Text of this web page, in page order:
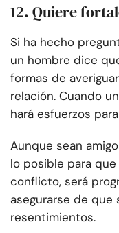
12. Quiere
Si ha hecho
un hombre dice
formas de
relación. Cuando
hará esfuerzos para
Aunque sean
lo posible para
conflicto, será
asegurarse de que
resentimientos.